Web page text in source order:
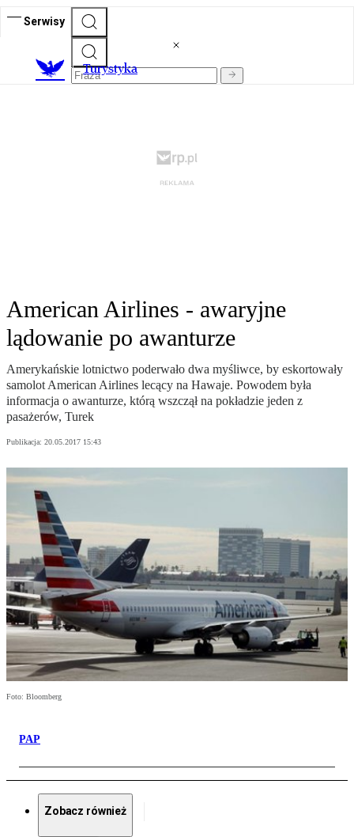
Serwisy
Turystyka
American Airlines - awaryjne
lądowanie po awanturze
Amerykańskie lotnictwo poderwało dwa myśliwce, by eskortowały
samolot American Airlines lecący na Hawaje. Powodem była
informacja o awanturze, którą wszczął na pokładzie jeden z
pasażerów, Turek
Publikacja: 20.05.2017 15:43
Foto: Bloomberg
PAP
Zobacz również